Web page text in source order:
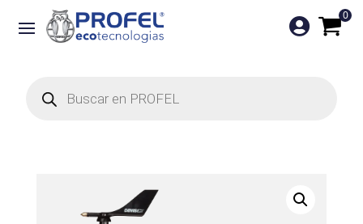
productos
0
